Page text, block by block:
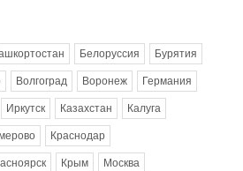
Белоруссия Бурятия
Волгоград Воронеж Германия
Иркутск Казахстан Калуга
Краснодар
Крым Москва